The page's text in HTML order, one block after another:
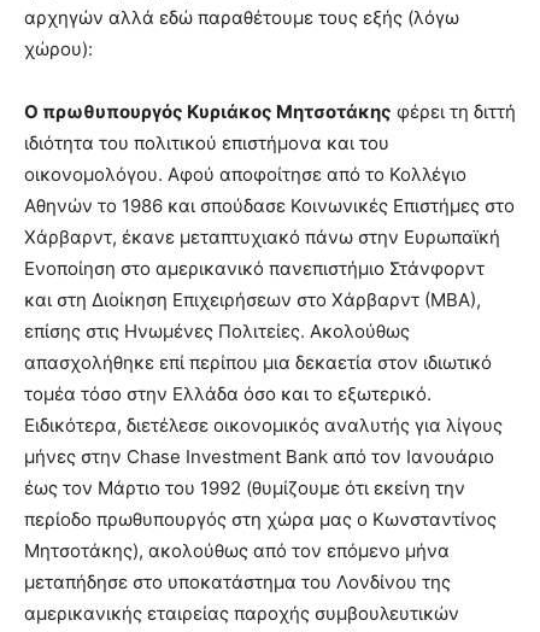
αρχηγών αλλά εδώ παραθέτουμε τους εξής (λόγω
χώρου):
Ο πρωθυπουργός Κυριάκος Μητσοτάκης φέρει τη διττή
ιδιότητα του πολιτικού επιστήμονα και του
οικονομολόγου. Αφού αποφοίτησε από το Κολλέγιο
Αθηνών το 1986 και σπούδασε Κοινωνικές Επιστήμες στο
Χάρβαρντ, έκανε μεταπτυχιακό πάνω στην Ευρωπαϊκή
Ενοποίηση στο αμερικανικό πανεπιστήμιο Στάνφορντ
και στη Διοίκηση Επιχειρήσεων στο Χάρβαρντ (ΜΒΑ),
επίσης στις Ηνωμένες Πολιτείες. Ακολούθως
απασχολήθηκε επί περίπου μια δεκαετία στον ιδιωτικό
τομέα τόσο στην Ελλάδα όσο και το εξωτερικό.
Ειδικότερα, διετέλεσε οικονομικός αναλυτής για λίγους
μήνες στην Chase Investment Bank από τον Ιανουάριο
έως τον Μάρτιο του 1992 (θυμίζουμε ότι εκείνη την
περίοδο πρωθυπουργός στη χώρα μας ο Κωνσταντίνος
Μητσοτάκης), ακολούθως από τον επόμενο μήνα
μεταπήδησε στο υποκατάστημα του Λονδίνου της
αμερικανικής εταιρείας παροχής συμβουλευτικών